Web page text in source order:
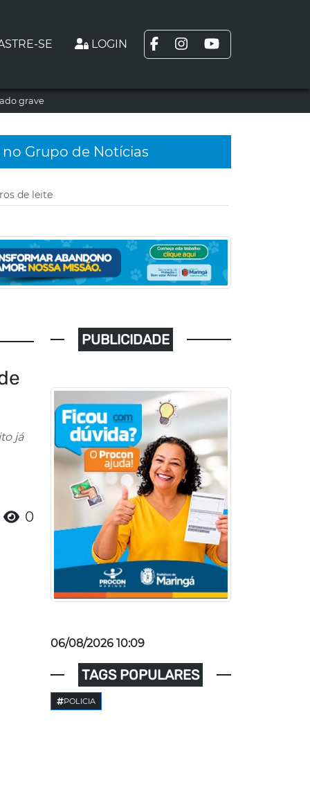
SE LOGIN
grave
Grupo de Notícias
de leite
já
0
PUBLICIDADE
06/08/2026 10:09
TAGS POPULARES
POLICIA